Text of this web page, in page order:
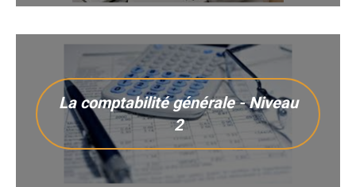
La comptabilité générale - Niveau
2